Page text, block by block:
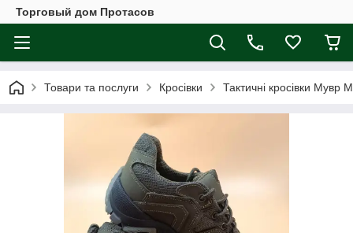
Торговый дом Протасов
Товари та послуги Кросівки Тактичні кросівки Мувр